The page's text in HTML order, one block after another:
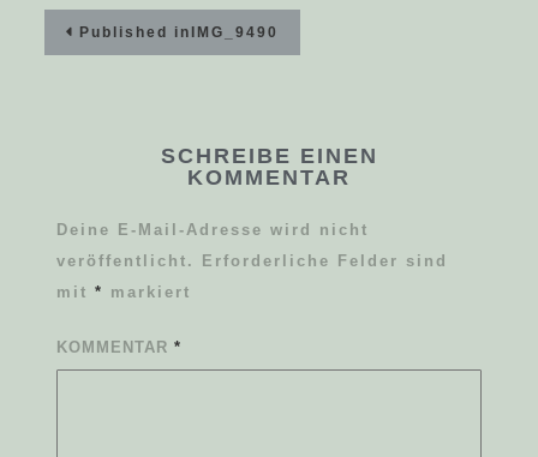
Beitragsnavigation
Published in IMG_9490
SCHREIBE EINEN
KOMMENTAR
Deine E-Mail-Adresse wird nicht
veröffentlicht.
Erforderliche Felder sind
mit* markiert
KOMMENTAR*